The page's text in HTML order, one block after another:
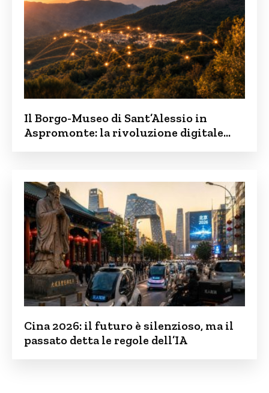
Il Borgo-Museo di Sant’Alessio in
Aspromonte: la rivoluzione digitale
Cina 2026: il futuro è silenzioso, ma il
passato detta le regole dell’IA